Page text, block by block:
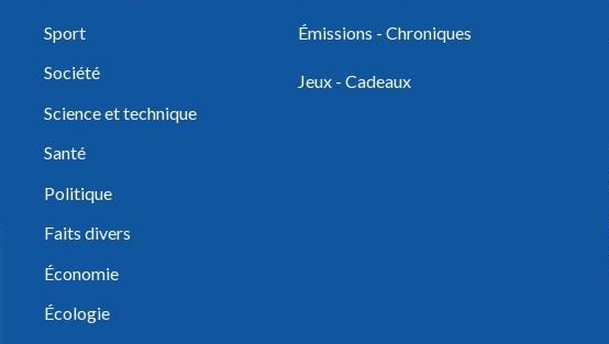
Sport
Société
Science et technique
Santé
Politique
Faits divers
Économie
Écologie
Émissions - Chroniques
Jeux - Cadeaux